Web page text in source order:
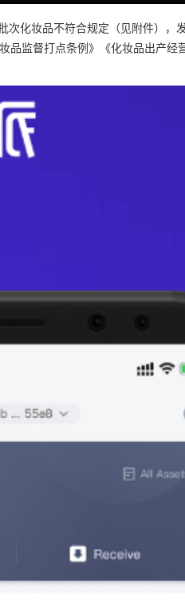
次化妆品不符合规定（见附件）
品监督打点条例》《化妆品出产